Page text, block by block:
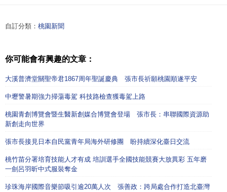
自訂分類： 桃園新聞
你可能會有興趣的文章：
大溪普濟堂關聖帝君1867周年聖誕慶典 張市長祈願桃園順遂平安
中壢警暑期強力掃蕩毒駕 科技路檢查獲毒駕上路
桃園青創博覽會暨生醫新創媒合博覽會登場 張市長：串聯國際資源助
新創走向世界
張市長接見日本自民黨青年局海外研修團 盼持續深化臺日交流
桃竹苗分署培育技能人才有成 培訓選手全國技能競賽大放異彩 五年磨
一劍呂羽昕中式服裝奪金
珍珠海岸國際音樂節吸引逾20萬人次 張善政：跨局處合作打造北臺灣